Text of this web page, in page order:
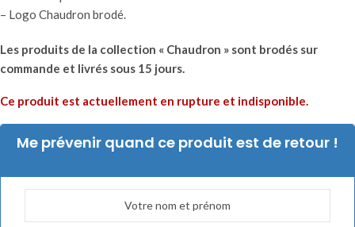
– Logo Chaudron brodé.
Les produits de la collection « Chaudron » sont brodés sur
commande et livrés sous 15 jours.
Ce produit est actuellement en rupture et indisponible.
Me prévenir quand ce produit est de retour !